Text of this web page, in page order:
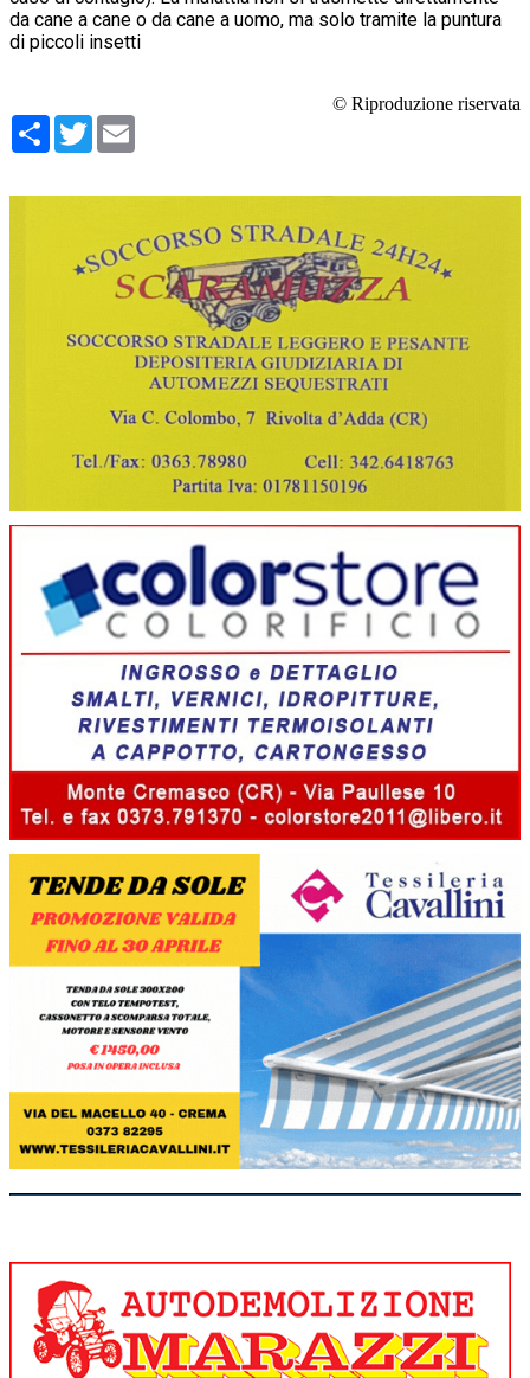
da cane a cane o da cane a uomo, ma solo tramite la puntura
di piccoli insetti
© Riproduzione riservata
Condividi
Twitter